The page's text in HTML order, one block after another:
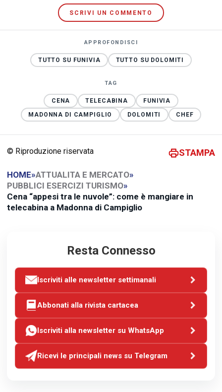
SCRIVI UN COMMENTO
APPROFONDISCI
TUTTO SU FUNIVIA TUTTO SU DOLOMITI
TAG
CENA TELECABINA
FUNIVIA
MADONNA DI CAMPIGLIO
DOLOMITI CHEF
© Riproduzione riservata STAMPA
HOME»ATTUALITA E MERCATO»
PUBBLICI ESERCIZI TURISMO»
Cena “appesi tra le nuvole”: come è mangiare in
telecabina a Madonna di Campiglio
Resta Connesso
Iscriviti alle newsletter settimanali
Abbonati alla rivista cartacea
Iscriviti alla newsletter su WhatsApp
Ricevi le principali news su Telegram